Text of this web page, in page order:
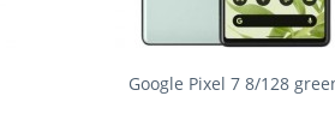
Google Pixel 7 8/128